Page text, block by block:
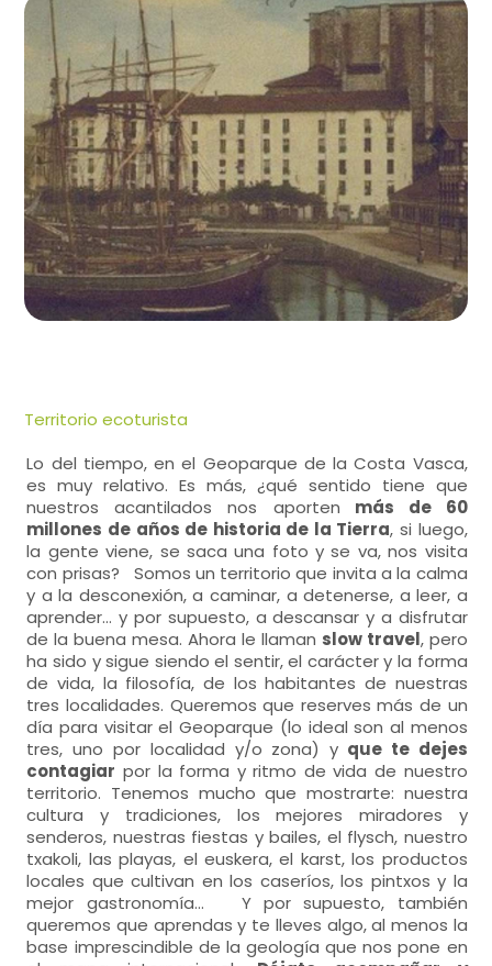
Territorio ecoturista
Lo del tiempo, en el Geoparque de la Costa Vasca,
es muy relativo. Es más, ¿qué sentido tiene que
nuestros acantilados nos aporten más de 60
millones de años de historia de la Tierra, si luego,
la gente viene, se saca una foto y se va, nos visita
con prisas? Somos un territorio que invita a la calma
y a la desconexión, a caminar, a detenerse, a leer, a
aprender… y por supuesto, a descansar y a disfrutar
de la buena mesa. Ahora le llaman slow travel, pero
ha sido y sigue siendo el sentir, el carácter y la forma
de vida, la filosofía, de los habitantes de nuestras
tres localidades. Queremos que reserves más de un
día para visitar el Geoparque (lo ideal son al menos
tres, uno por localidad y/o zona) y que te dejes
contagiar por la forma y ritmo de vida de nuestro
territorio. Tenemos mucho que mostrarte: nuestra
cultura y tradiciones, los mejores miradores y
senderos, nuestras fiestas y bailes, el flysch, nuestro
txakoli, las playas, el euskera, el karst, los productos
locales que cultivan en los caseríos, los pintxos y la
mejor gastronomía… Y por supuesto, también
queremos que aprendas y te lleves algo, al menos la
base imprescindible de la geología que nos pone en